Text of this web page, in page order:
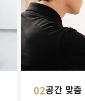
02공간 맞